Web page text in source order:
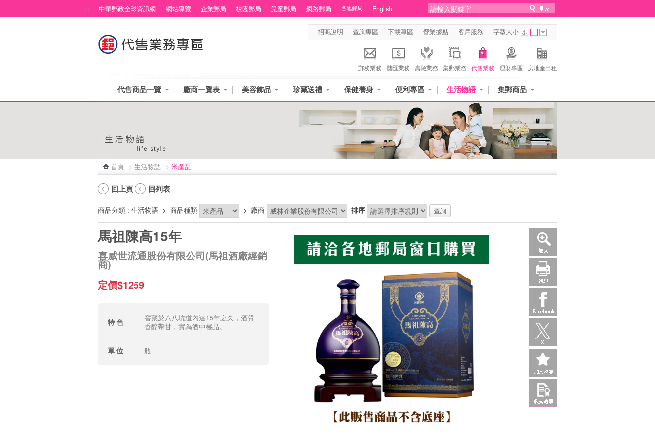
::: 中華郵政全球資訊網 網站導覽 企業郵局 校園郵局 兒童郵局 網路郵局 各地郵局 English
招商說明 查詢專區 下載專區 營業據點 客戶服務 字型大小
郵務業務 儲匯業務 壽險業務 集郵業務 代售業務 理財專區 房地產出租
代售商品一覽 廠商一覽表 美容飾品 珍藏送禮 保健養身 便利專區 生活物語 集郵商品
首頁 > 生活物語 > 米產品
回上頁 回列表
商品分類 : 生活物語 > 商品種類 > 廠商 排序
馬祖陳高15年
喜威世流通股份有限公司(馬祖酒廠經銷
商)
定價$1259
特 色
窖藏於八八坑道內達15年之久，酒質
香醇帶甘，實為酒中極品。
單 位 瓶